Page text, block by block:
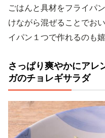
ごはんと具材をフライパ
けながら混ぜることでお
イパン１つで作れるのも嬉
さっぱり爽やかにアレ
ガのチョレギサラダ